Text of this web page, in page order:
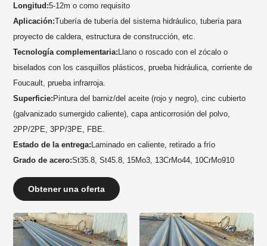
Longitud:5-12m o como requisito
Aplicación:Tubería de tubería del sistema hidráulico, tubería para
proyecto de caldera, estructura de construcción, etc.
Tecnología complementaria: Llano o roscado con el zócalo o
biselados con los casquillos plásticos, prueba hidráulica, corriente de
Foucault, prueba infrarroja.
Superficie: Pintura del barniz/del aceite (rojo y negro), cinc cubierto
(galvanizado sumergido caliente), capa anticorrosión del polvo,
2PP/2PE, 3PP/3PE, FBE.
Estado de la entrega: Laminado en caliente, retirado a frío
Grado de acero:St35.8, St45.8, 15Mo3, 13CrMo44, 10CrMo910
Obtener una oferta